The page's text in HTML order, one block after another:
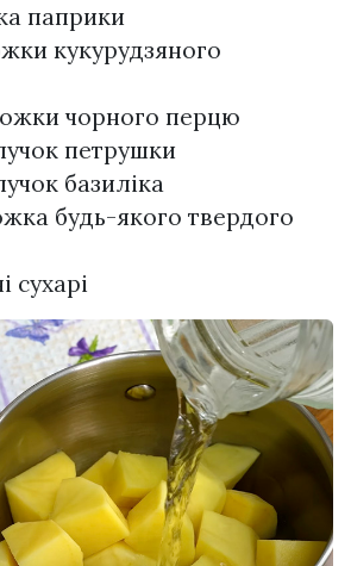
паприки
кукурудзяного
чорного перцю
петрушки
базиліка
будь-якого твердого
сухарі